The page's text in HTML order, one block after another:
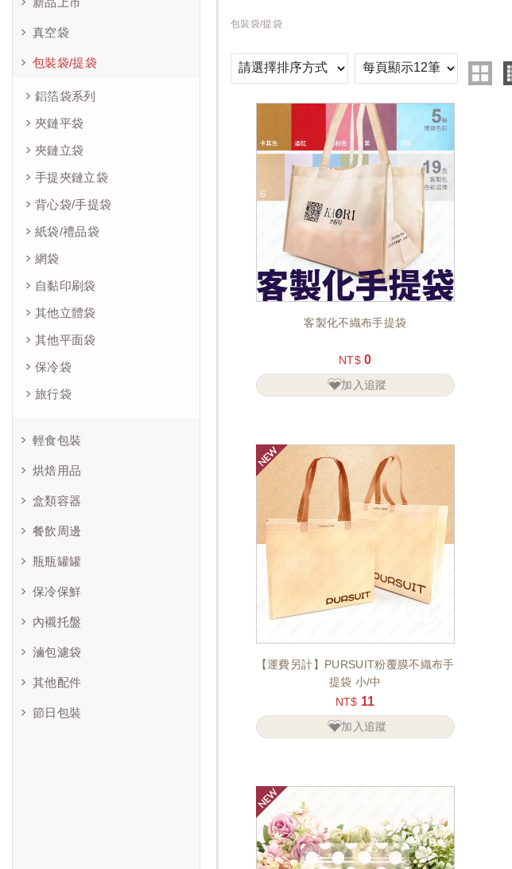
真空袋
包裝袋/提袋
鋁箔袋系列
夾鏈平袋
夾鏈立袋
手提夾鏈立袋
背心袋/手提袋
紙袋/禮品袋
網袋
自黏印刷袋
其他立體袋
其他平面袋
保冷袋
旅行袋
輕食包裝
烘焙用品
盒類容器
餐飲周邊
瓶瓶罐罐
保冷保鮮
內襯托盤
滷包濾袋
其他配件
節日包裝
包裝袋/提袋
客製化不織布手提袋
NT$ 0
加入追蹤
【運費另計】PURSUIT粉覆膜不織布手
提袋 小/中
NT$ 11
加入追蹤